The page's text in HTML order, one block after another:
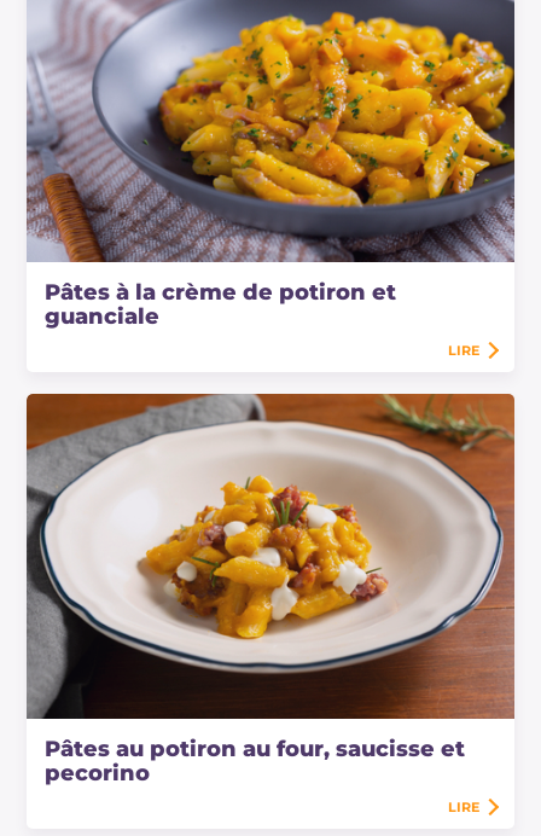
Pâtes à la crème de potiron et
guanciale
LIRE
Pâtes au potiron au four, saucisse et
pecorino
LIRE